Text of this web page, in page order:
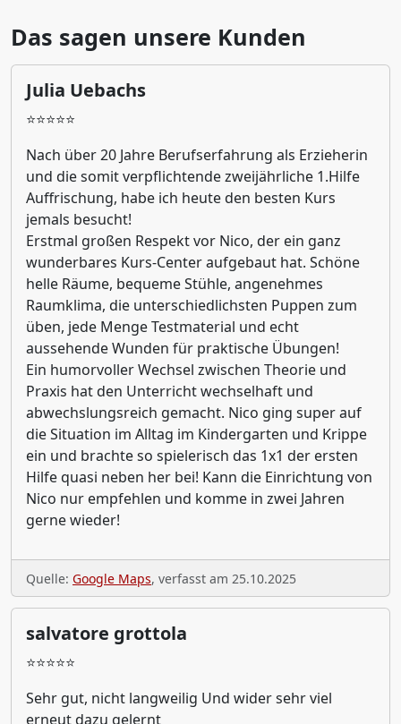
Das sagen unsere Kunden
Julia Uebachs
⭐⭐⭐⭐⭐
Nach über 20 Jahre Berufserfahrung als Erzieherin
und die somit verpflichtende zweijährliche 1.Hilfe
Auffrischung, habe ich heute den besten Kurs
jemals besucht!
Erstmal großen Respekt vor Nico, der ein ganz
wunderbares Kurs-Center aufgebaut hat. Schöne
helle Räume, bequeme Stühle, angenehmes
Raumklima, die unterschiedlichsten Puppen zum
üben, jede Menge Testmaterial und echt
aussehende Wunden für praktische Übungen!
Ein humorvoller Wechsel zwischen Theorie und
Praxis hat den Unterricht wechselhaft und
abwechslungsreich gemacht. Nico ging super auf
die Situation im Alltag im Kindergarten und Krippe
ein und brachte so spielerisch das 1x1 der ersten
Hilfe quasi neben her bei! Kann die Einrichtung von
Nico nur empfehlen und komme in zwei Jahren
gerne wieder!
Quelle: Google Maps, verfasst am 25.10.2025
salvatore grottola
⭐⭐⭐⭐⭐
Sehr gut, nicht langweilig Und wider sehr viel
erneut dazu gelernt